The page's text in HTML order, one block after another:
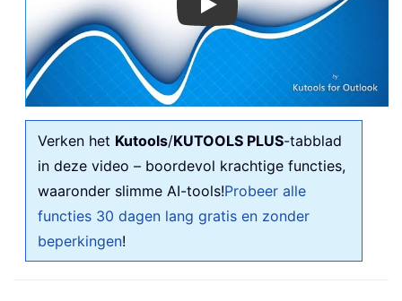
Play
Verken het Kutools/KUTOOLS PLUS-tabblad
in deze video – boordevol krachtige functies,
waaronder slimme AI-tools!Probeer alle
functies 30 dagen lang gratis en zonder
beperkingen!